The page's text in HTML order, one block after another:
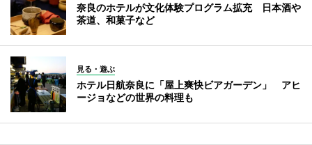
奈良のホテルが文化体験プログラム拡充 日本酒や
茶道、和菓子など
見る・遊ぶ
ホテル日航奈良に「屋上爽快ビアガーデン」 アヒ
ージョなどの世界の料理も